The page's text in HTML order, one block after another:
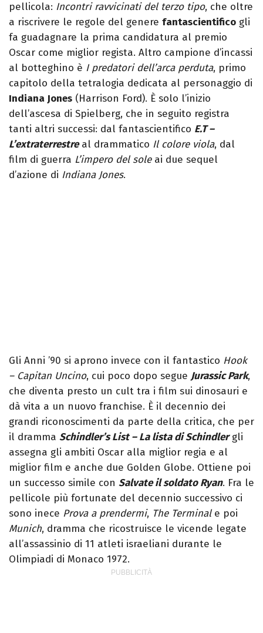
pellicola: Incontri ravvicinati del terzo tipo, che oltre
a riscrivere le regole del genere fantascientifico gli
fa guadagnare la prima candidatura al premio
Oscar come miglior regista. Altro campione d’incassi
al botteghino è I predatori dell’arca perduta, primo
capitolo della tetralogia dedicata al personaggio di
Indiana Jones (Harrison Ford). È solo l’inizio
dell’ascesa di Spielberg, che in seguito registra
tanti altri successi: dal fantascientifico E.T –
L’extraterrestreal drammatico Il colore viola, dal
film di guerra L’impero del soleai due sequel
d’azione di Indiana Jones.
Gli Anni ’90 si aprono invece con il fantastico Hook
– Capitan Uncino, cui poco dopo segue Jurassic Park,
che diventa presto un cult tra i film sui dinosauri e
dà vita a un nuovo franchise. È il decennio dei
grandi riconoscimenti da parte della critica, che per
il dramma Schindler’s List – La lista di Schindlergli
assegna gli ambiti Oscar alla miglior regia e al
miglior film e anche due Golden Globe. Ottiene poi
un successo simile con Salvate il soldato Ryan. Fra le
pellicole più fortunate del decennio successivo ci
sono inece Prova a prendermi, The Terminale poi
Munich, dramma che ricostruisce le vicende legate
all’assassinio di 11 atleti israeliani durante le
Olimpiadi di Monaco 1972.